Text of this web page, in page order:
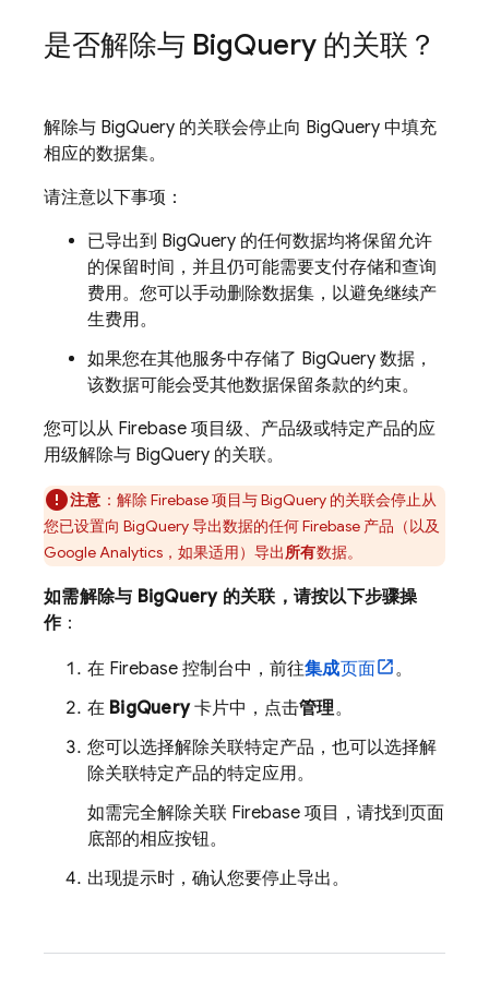
是否解除与 BigQuery 的关联？
解除与 BigQuery 的关联会停止向 BigQuery 中填充
相应的数据集。
请注意以下事项：
已导出到 BigQuery 的任何数据均将保留允许
的保留时间，并且仍可能需要支付存储和查询
费用。您可以手动删除数据集，以避免继续产
生费用。
如果您在其他服务中存储了 BigQuery 数据，
该数据可能会受其他数据保留条款的约束。
您可以从 Firebase 项目级、产品级或特定产品的应
用级解除与 BigQuery 的关联。
注意 ：解除 Firebase 项目与BigQuery的关联会停止从
您已设置向 BigQuery导出数据的任何 Firebase 产品（以及
Google Analytics ，如果适用）导出所有数据。
如需解除与 BigQuery的关联，请按以下步骤操
作：
在 Firebase 控制台中，前往集成页面
。
在 BigQuery卡片中，点击管理。
您可以选择解除关联特定产品，也可以选择解
除关联特定产品的特定应用。
如需完全解除关联 Firebase 项目，请找到页面
底部的相应按钮。
出现提示时，确认您要停止导出。